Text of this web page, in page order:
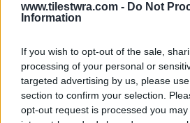
www.tilestwra.com - Do Not
Information
If you wish to opt-out of the sale,
processing of your personal or
targeted advertising by us, please
section to confirm your selection.
opt-out request is processed you
Φορώντας μια μπλούζα με
αντισυμβατικό μήνυμα,
έξοδό του από το σχολείο